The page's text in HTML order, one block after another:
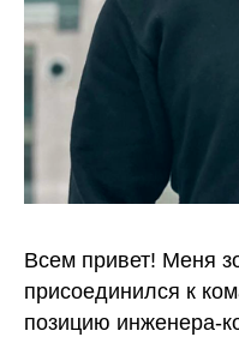
Всем привет! Меня
присоединился к
позицию